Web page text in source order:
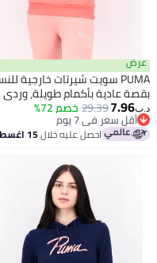
PUMA سويت شيرتات خارجية للنساء
بأكمام طويلة، وردي
29.39خصم 72%
سعر في 7 يوم
سعر في 7 يوماحصل عليه خلال15 اغسطس